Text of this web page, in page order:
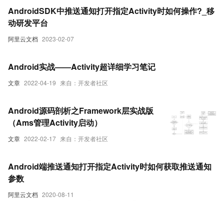
阿里云文档 2023-02-07
AndroidSDK中推送通知打开指定Activity时如何操作?_移
动研发平台
文章 2022-04-19 来自：开发者社区
Android实战——Activity超详细学习笔记
文章 2022-02-17 来自：开发者社区
Android源码剖析之Framework层实战版
（Ams管理Activity启动）
阿里云文档 2020-08-11
Android端推送通知打开指定Activity时如何获取推送通知
参数